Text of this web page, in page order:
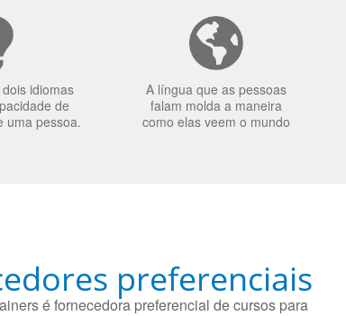
idiomas
de
uma pessoa.
A língua que as pessoas
falam molda a maneira
como elas veem o mundo
preferenciais
é fornecedora preferencial de cursos para